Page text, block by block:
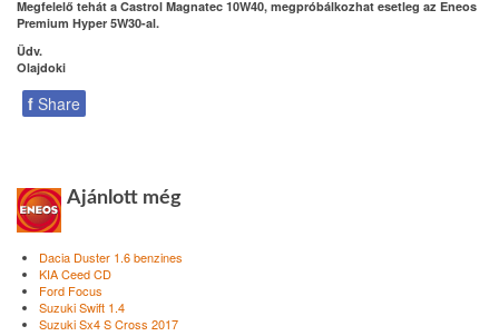
Megfelelő tehát a Castrol Magnatec 10W40, megpróbálkozhat esetleg az Eneos
Premium Hyper 5W30-al.
Üdv.
Olajdoki
f Share
Ajánlott még
Dacia Duster 1.6 benzines
KIA Ceed CD
Ford Focus
Suzuki Swift 1.4
Suzuki Sx4 S Cross 2017